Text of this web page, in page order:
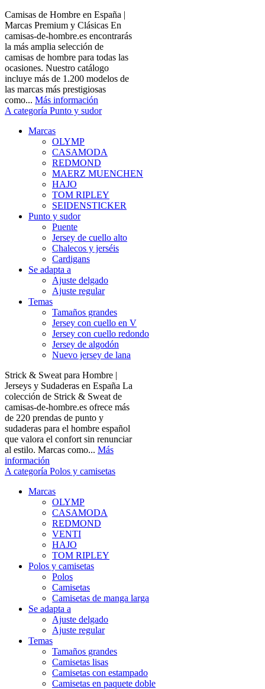
Camisas de Hombre en España |
Marcas Premium y Clásicas En
camisas-de-hombre.es encontrarás
la más amplia selección de
camisas de hombre para todas las
ocasiones. Nuestro catálogo
incluye más de 1.200 modelos de
las marcas más prestigiosas
como... Más información
A categoría Punto y sudor
Marcas
OLYMP
CASAMODA
REDMOND
MAERZ MUENCHEN
HAJO
TOM RIPLEY
SEIDENSTICKER
Punto y sudor
Puente
Jersey de cuello alto
Chalecos y jerséis
Cardigans
Se adapta a
Ajuste delgado
Ajuste regular
Temas
Tamaños grandes
Jersey con cuello en V
Jersey con cuello redondo
Jersey de algodón
Nuevo jersey de lana
Strick & Sweat para Hombre |
Jerseys y Sudaderas en España La
colección de Strick & Sweat de
camisas-de-hombre.es ofrece más
de 220 prendas de punto y
sudaderas para el hombre español
que valora el confort sin renunciar
al estilo. Marcas como... Más
información
A categoría Polos y camisetas
Marcas
OLYMP
CASAMODA
REDMOND
VENTI
HAJO
TOM RIPLEY
Polos y camisetas
Polos
Camisetas
Camisetas de manga larga
Se adapta a
Ajuste delgado
Ajuste regular
Temas
Tamaños grandes
Camisetas lisas
Camisetas con estampado
Camisetas en paquete doble